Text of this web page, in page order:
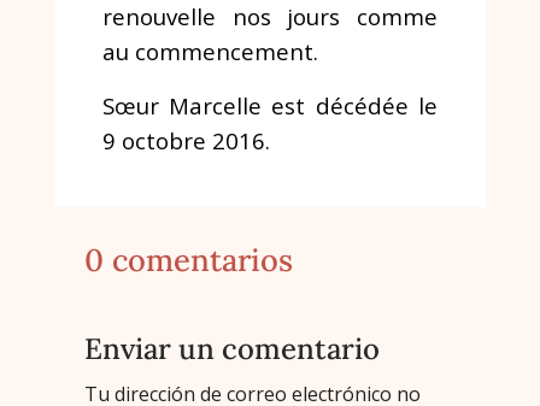
renouvelle nos jours comme
au commencement.
Sœur Marcelle est décédée le
9 octobre 2016.
0 comentarios
Enviar un comentario
Tu dirección de correo electrónico no